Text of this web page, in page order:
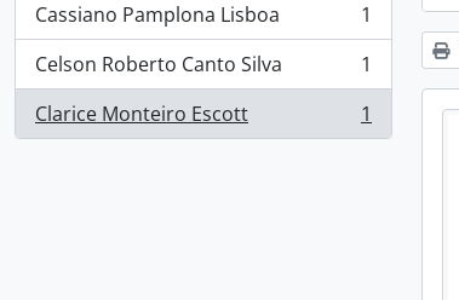
Cassiano Pamplona Lisboa
, 1 results
1
Celson Roberto Canto Silva
, 1 results
1
Clarice Monteiro Escott
, 1 results 1